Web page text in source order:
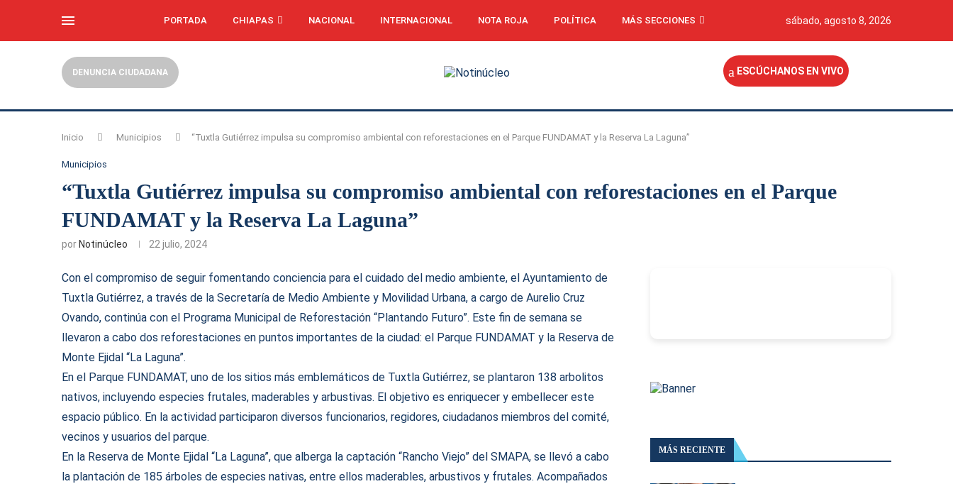
PORTADA CHIAPAS NACIONAL INTERNACIONAL NOTA ROJA POLÍTICA MÁS SECCIONES sábado, agosto 8, 2026
DENUNCIA CIUDADANA ESCÚCHANOS EN VIVO
Inicio Municipios “Tuxtla Gutiérrez impulsa su compromiso ambiental con reforestaciones en el Parque FUNDAMAT y la Reserva La Laguna”
Municipios
“Tuxtla Gutiérrez impulsa su compromiso ambiental con reforestaciones en el Parque
FUNDAMAT y la Reserva La Laguna”
por Notinúcleo 22 julio, 2024
Con el compromiso de seguir fomentando conciencia para el cuidado del medio ambiente, el Ayuntamiento de
Tuxtla Gutiérrez, a través de la Secretaría de Medio Ambiente y Movilidad Urbana, a cargo de Aurelio Cruz
Ovando, continúa con el Programa Municipal de Reforestación “Plantando Futuro”. Este fin de semana se
llevaron a cabo dos reforestaciones en puntos importantes de la ciudad: el Parque FUNDAMAT y la Reserva de
Monte Ejidal “La Laguna”.
En el Parque FUNDAMAT, uno de los sitios más emblemáticos de Tuxtla Gutiérrez, se plantaron 138 arbolitos
nativos, incluyendo especies frutales, maderables y arbustivas. El objetivo es enriquecer y embellecer este
espacio público. En la actividad participaron diversos funcionarios, regidores, ciudadanos miembros del comité,
vecinos y usuarios del parque.
En la Reserva de Monte Ejidal “La Laguna”, que alberga la captación “Rancho Viejo” del SMAPA, se llevó a cabo
la plantación de 185 árboles de especies nativas, entre ellos maderables, arbustivos y frutales. Acompañados
MÁS RECIENTE